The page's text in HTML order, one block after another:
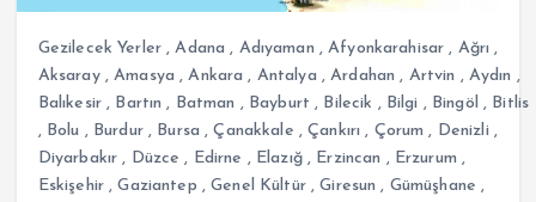
Gezilecek Yerler,Adana , Adıyaman ,Afyonkarahisar , Ağrı ,
Aksaray,Amasya ,Ankara , Antalya ,Ardahan , Artvin , Aydın ,
Balıkesir, Bartın , Batman , Bayburt , Bilecik , Bilgi , Bingöl , Bitlis
, Bolu , Burdur, Bursa ,Çanakkale ,Çankırı , Çorum , Denizli ,
Diyarbakır , Düzce , Edirne , Elazığ, Erzincan , Erzurum ,
Eskişehir,Gaziantep ,Genel Kültür,Giresun , Gümüşhane ,